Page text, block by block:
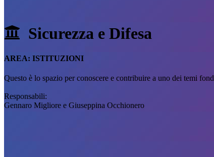
Sicurezza e Difesa
AREA: ISTITUZIONI
Questo è lo spazio per conoscere e contribuire a uno dei temi
Responsabili:
Gennaro Migliore e Giuseppina Occhionero